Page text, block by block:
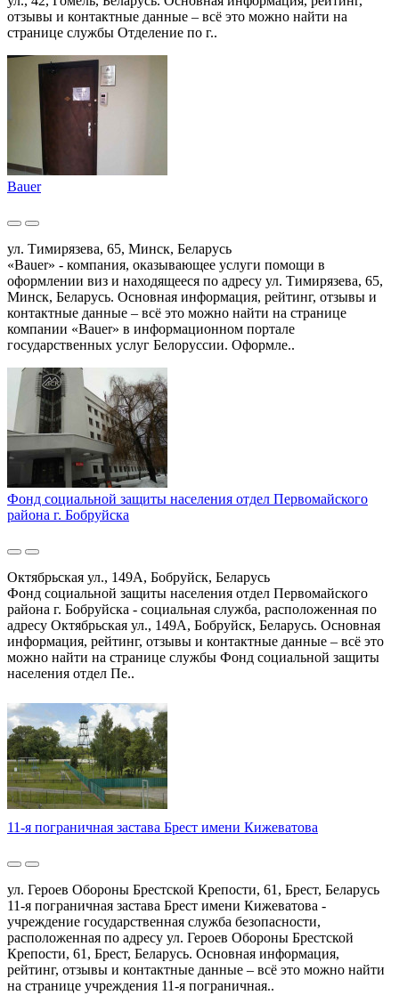
отзывы и контактные данные – всё это можно найти на
странице службы Отделение по г..
Bauer
ул. Тимирязева, 65, Минск, Беларусь
«Bauer» - компания, оказывающее услуги помощи в
оформлении виз и находящееся по адресу ул. Тимирязева, 65,
Минск, Беларусь. Основная информация, рейтинг, отзывы и
контактные данные – всё это можно найти на странице
компании «Bauer» в информационном портале
государственных услуг Белоруссии. Оформле..
Фонд социальной защиты населения отдел Первомайского
района г. Бобруйска
Октябрьская ул., 149А, Бобруйск, Беларусь
Фонд социальной защиты населения отдел Первомайского
района г. Бобруйска - социальная служба, расположенная по
адресу Октябрьская ул., 149А, Бобруйск, Беларусь. Основная
информация, рейтинг, отзывы и контактные данные – всё это
можно найти на странице службы Фонд социальной защиты
населения отдел Пе..
11-я пограничная застава Брест имени Кижеватова
ул. Героев Обороны Брестской Крепости, 61, Брест, Беларусь
11-я пограничная застава Брест имени Кижеватова -
учреждение государственная служба безопасности,
расположенная по адресу ул. Героев Обороны Брестской
Крепости, 61, Брест, Беларусь. Основная информация,
рейтинг, отзывы и контактные данные – всё это можно найти
на странице учреждения 11-я пограничная..